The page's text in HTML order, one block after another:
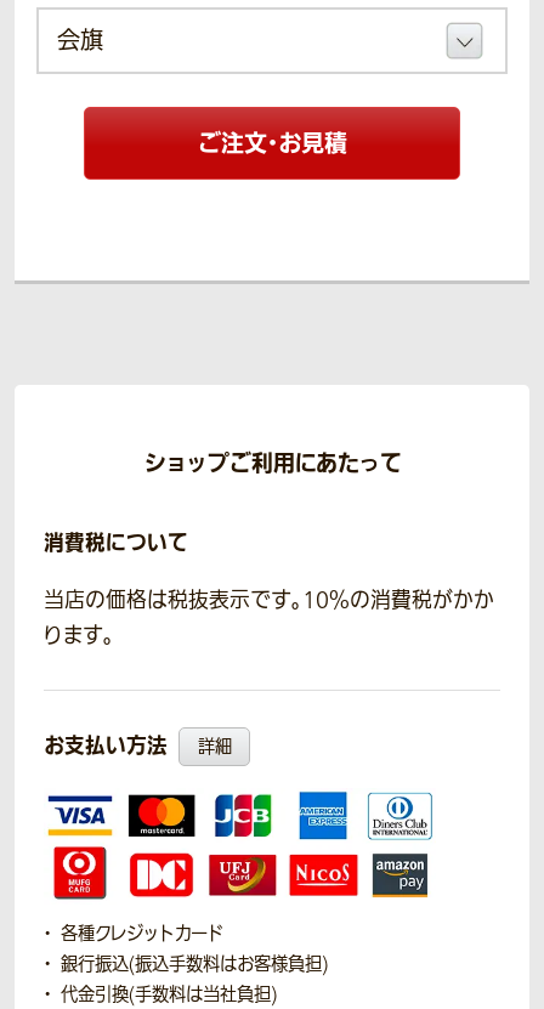
ご注文・お見積
ショップご利用にあたって
消費税について
当店の価格は税抜表示です。10％の消費税がかか
ります。
お支払い方法 詳細
各種クレジットカード
銀行振込(振込手数料はお客様負担)
代金引換(手数料は当社負担)